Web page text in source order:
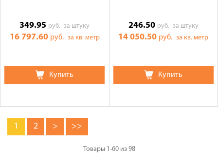
349.95 руб.за штуку
16 797.60 руб. за кв. метр
Купить
246.50 руб. за штуку
14 050.50 руб.за кв. метр
Купить
1 2 > >>
Товары 1-60из 98